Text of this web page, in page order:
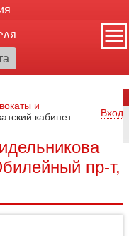
и
кабинет
Вход
пр-т,